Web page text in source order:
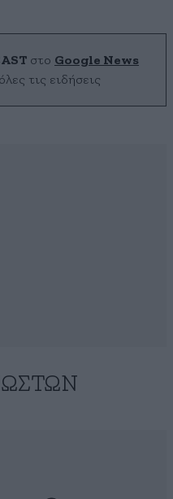
στο Google News
τις ειδήσεις